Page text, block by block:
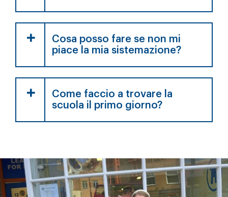
Cosa posso fare se non mi
piace la mia sistemazione?
Come faccio a trovare la
scuola il primo giorno?